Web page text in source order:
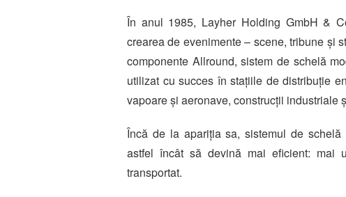
În anul 1985, Layher Holding GmbH &
crearea de evenimente – scene, tribune și
componente Allround, sistem de schelă
utilizat cu succes în stațiile de distribuție
vapoare și aeronave, construcții industriale
Încă de la apariția sa, sistemul de
astfel încât să devină mai eficient: mai
transportat.